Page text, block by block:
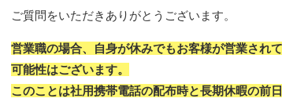
ご質問をいただきありがとうございます。
営業職の場合、自身が休みでもお客様が営業され
可能性はございます。
このことは社用携帯電話の配布時と長期休暇の前